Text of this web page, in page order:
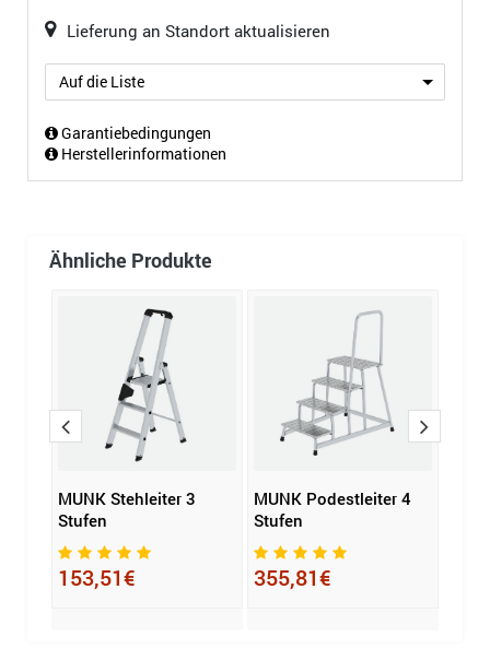
Lieferung an Standort aktualisieren
Auf die Liste
Garantiebedingungen
Herstellerinformationen
Ähnliche Produkte
MUNK Stehleiter 3
Stufen
153,51€
MUNK Podestleiter 4
Stufen
355,81€